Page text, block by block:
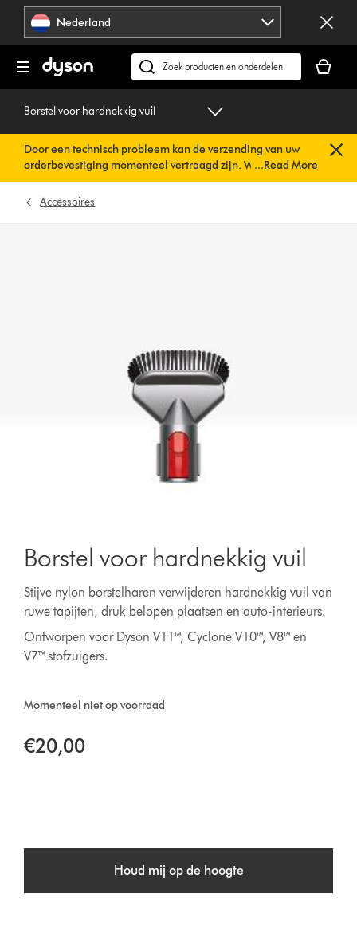
Navigatie
overslaan
Nederland
Zoek
op
dyson.nl
is
Borstel voor hardnekkig vuil
Door een technisch probleem kan de verzending van uw
orderbevestiging momenteel vertraagd zijn. We werken al
aan een snelle oplossing.U hoeft verder niets te doen. Uw
orderbevestiging wordt binnenkort automatisch naar u
...Read More
Accessoires
Borstel voor hardnekkig vuil
Stijve nylon borstelharen verwijderen hardnekkig vuil van
ruwe tapijten, druk belopen plaatsen en auto-interieurs.
Ontworpen voor Dyson V11™, Cyclone V10™, V8™ en
V7™ stofzuigers.
Momenteel niet op voorraad
€20,00
Houd mij op de hoogte